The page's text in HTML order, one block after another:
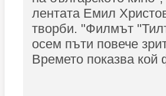
лентата Емил
творби. "Филмът
осем пъти повече
Времето показва кой